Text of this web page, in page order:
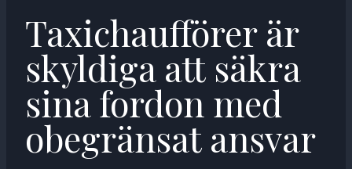
Taxichaufförer är
skyldiga att säkra
sina fordon med
obegränsat ansvar